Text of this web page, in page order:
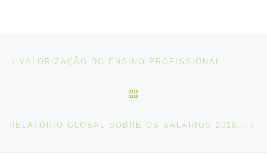
Post navigation
VALORIZAÇÃO DO ENSINO PROFISSIONAL